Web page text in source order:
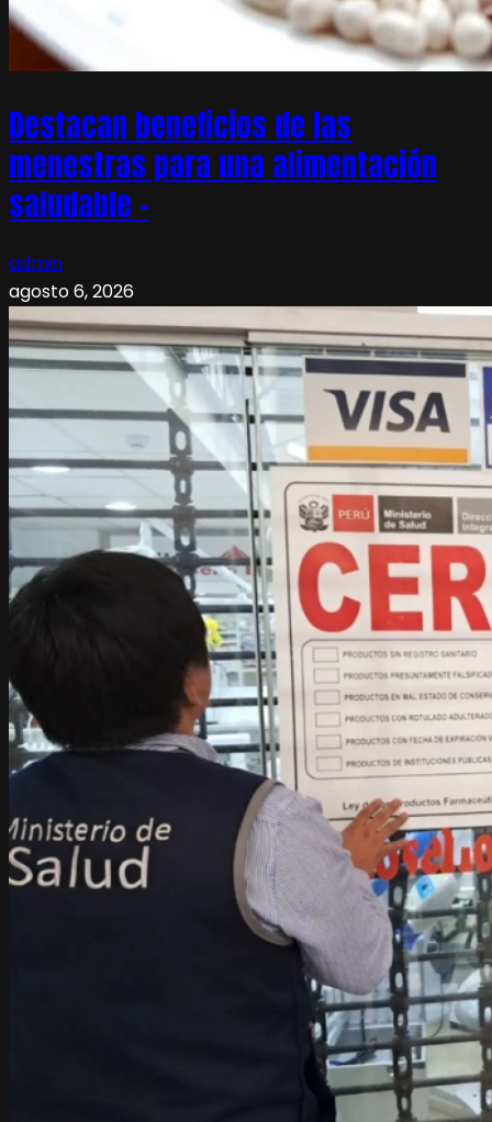
Destacan beneficios de las
menestras para una alimentación
saludable –
admin
agosto 6, 2026